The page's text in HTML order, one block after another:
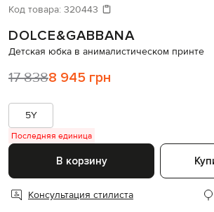
Код товара: 320443
DOLCE&GABBANA
Детская юбка в анималистическом принте
17 8388 945 грн
5Y
Последняя единица
В корзину
Консультация стилиста